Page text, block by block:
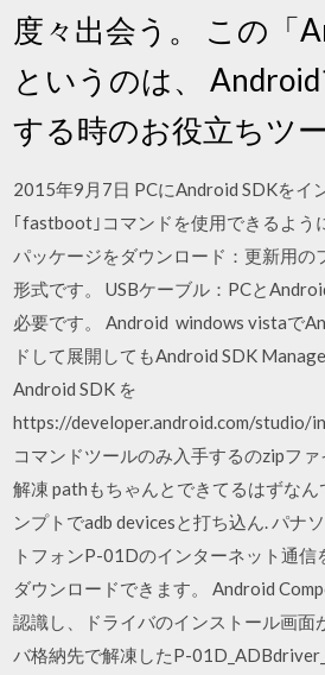
度々出会う。 この「
というのは、
する時のお役立ちツ
2015年9月7日 PCにAndroid SDKをイ
｢fastboot｣コマンドを使用できるよう
パッケージをダウンロード：更新用の
形式です。 USBケーブル：PCと
必要です。 Android windows vistaで
ドして展開してもAndroid SDK
Android SDK を
https://developer.android.com/studio/
コマンドツールのみ入手するのzipフ
解凍 pathもちゃんとできてるはずな
ンプトでadb devicesと打ち込ん. パナ
トフォンP-01Dのインターネット通信
ダウンロードできます。 Android
認識し、ドライバのインストール画面
バ格納先で解凍したP-